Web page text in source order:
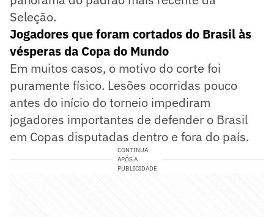
Seleção.
Jogadores que foram cortados do Brasil às
vésperas da Copa do Mundo
Em muitos casos, o motivo do corte foi
puramente físico. Lesões ocorridas pouco
antes do início do torneio impediram
jogadores importantes de defender o Brasil
em Copas disputadas dentro e fora do país.
CONTINUA
APÓS A
PUBLICIDADE